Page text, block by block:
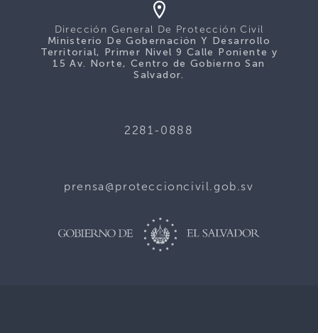
Dirección General De Protección Civil
Ministerio De Gobernación Y Desarrollo
Territorial, Primer Nivel 9 Calle Poniente y
15 Av. Norte, Centro de Gobierno San
Salvador.
2281-0888
prensa@proteccioncivil.gob.sv